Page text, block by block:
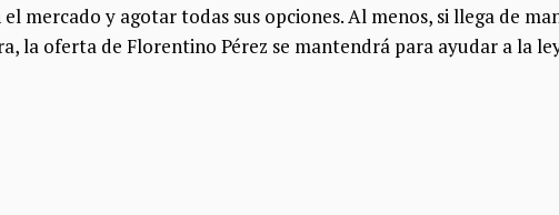
mercado y agotar todas sus opciones. Al menos, si llega de
la oferta de Florentino Pérez se mantendrá para ayudar a la